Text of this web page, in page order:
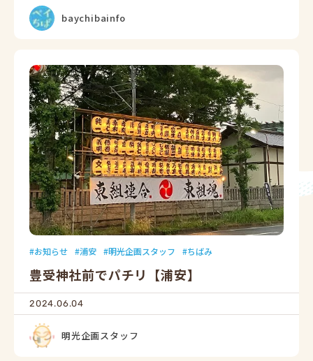
baychibainfo
お知らせ 浦安 明光企画スタッフ ちばみ
豊受神社前でパチリ【浦安】
2024.06.04
明光企画スタッフ